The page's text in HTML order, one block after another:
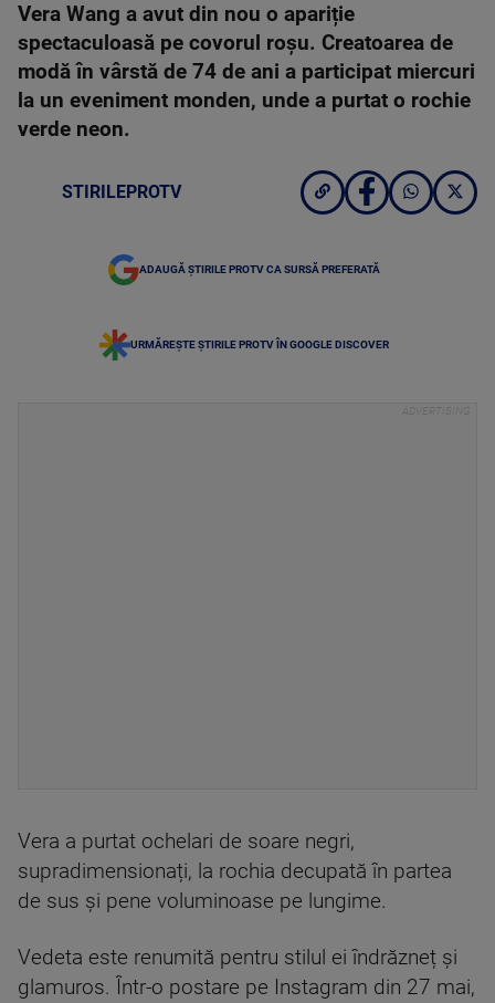
Vera Wang a avut din nou o apariție
spectaculoasă pe covorul roșu. Creatoarea de
modă în vârstă de 74 de ani a participat miercuri
la un eveniment monden, unde a purtat o rochie
verde neon.
STIRILEPROTV
ADAUGĂ ȘTIRILE PROTV CA SURSĂ PREFERATĂ
URMĂREȘTE ȘTIRILE PROTV ÎN GOOGLE DISCOVER
Vera a purtat ochelari de soare negri,
supradimensionați, la rochia decupată în partea
de sus și pene voluminoase pe lungime.
Vedeta este renumită pentru stilul ei îndrăzneț și
glamuros. Într-o postare pe Instagram din 27 mai,